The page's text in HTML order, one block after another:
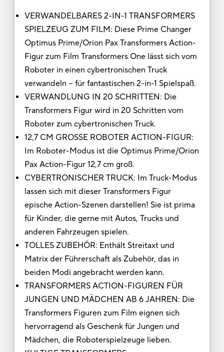
VERWANDELBARES 2-IN-1 TRANSFORMERS
SPIELZEUG ZUM FILM: Diese Prime Changer
Optimus Prime/Orion Pax Transformers Action-
Figur zum Film Transformers One lässt sich vom
Roboter in einen cybertronischen Truck
verwandeln − für fantastischen 2-in-1 Spielspaß.
VERWANDLUNG IN 20 SCHRITTEN: Die
Transformers Figur wird in 20 Schritten vom
Roboter zum cybertronischen Truck.
12,7 CM GROSSE ROBOTER ACTION-FIGUR:
Im Roboter-Modus ist die Optimus Prime/Orion
Pax Action-Figur 12,7 cm groß.
CYBERTRONISCHER TRUCK: Im Truck-Modus
lassen sich mit dieser Transformers Figur
epische Action-Szenen darstellen! Sie ist prima
für Kinder, die gerne mit Autos, Trucks und
anderen Fahrzeugen spielen.
TOLLES ZUBEHÖR: Enthält Streitaxt und
Matrix der Führerschaft als Zubehör, das in
beiden Modi angebracht werden kann.
TRANSFORMERS ACTION-FIGUREN FÜR
JUNGEN UND MÄDCHEN AB 6 JAHREN: Die
Transformers Figuren zum Film eignen sich
hervorragend als Geschenk für Jungen und
Mädchen, die Roboterspielzeuge lieben.